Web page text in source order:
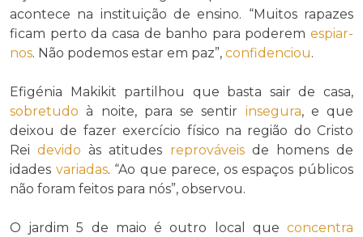
acontece na instituição de ensino. “Muitos rapazes
ficam perto da casa de banho para poderem espiar-
nos. Não podemos estar em paz”, confidenciou.
Efigénia Makikit partilhou que basta sair de casa,
sobretudo à noite, para se sentir insegura, e que
deixou de fazer exercício físico na região do Cristo
Reidevido às atitudes reprováveisde homens de
idades variadas. “Ao que parece, os espaços públicos
não foram feitos para nós”, observou.
O jardim 5 de maio é outro local que concentra